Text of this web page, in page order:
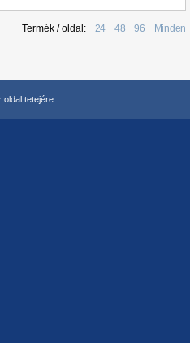
Termék / oldal: 24 48 96 Minden
oldal tetejére